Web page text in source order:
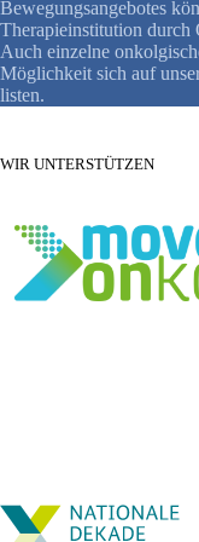
Bewegungsangebotes
Therapieinstitution
Auch einzelne
Möglichkeit sich auf
listen.
WIR UNTERSTÜTZEN